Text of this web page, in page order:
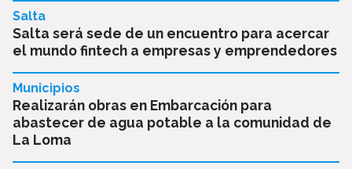
Salta será sede de un encuentro para acercar
el mundo fintech a empresas y emprendedores
Salta
Realizarán obras en Embarcación para
abastecer de agua potable a la comunidad de
La Loma
Municipios